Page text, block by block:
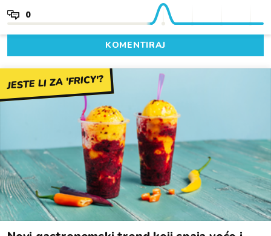
0
KOMENTIRAJ
JESTE LI ZA 'FRICY'?